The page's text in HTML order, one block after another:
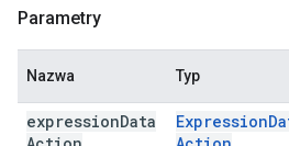
Parametry
Nazwa Typ
expressionData
Expression